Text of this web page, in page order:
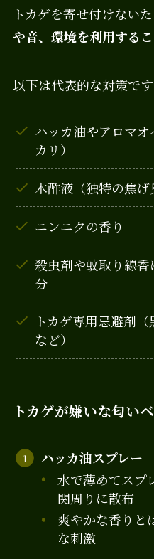
トカゲを寄せ付けないた
や音、環境を利用する
以下は代表的な対策です
ハッカ油やアロマ
カリ）
木酢液（独特の焦げ
ニンニクの香り
殺虫剤や蚊取り線
分
トカゲ専用忌避剤
など）
トカゲが嫌いな匂い
ハッカ油スプレー
水で薄めてスプ
関周りに散布
爽やかな香りと
な刺激